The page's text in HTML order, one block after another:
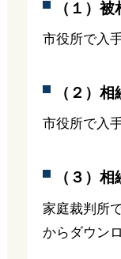
（１）
市役所で入
（２）
市役所で入
（３）
家庭裁判所
からダウン